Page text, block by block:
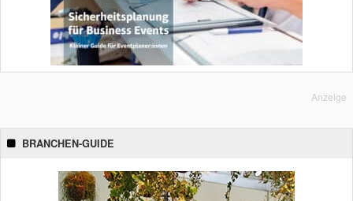
Anzeige
BRANCHEN-GUIDE